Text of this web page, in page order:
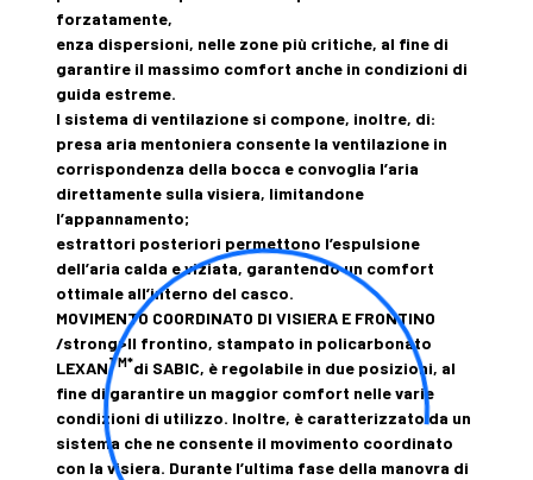
forzatamente,
enza dispersioni, nelle zone più critiche, al fine di
garantire il massimo comfort anche in condizioni di
guida estreme.
l sistema di ventilazione si compone, inoltre, di:
presa aria mentoniera consente la ventilazione in
corrispondenza della bocca e convoglia l’aria
direttamente sulla visiera, limitandone
l’appannamento;
estrattori posteriori permettono l’espulsione
dell’aria calda e viziata, garantendo un comfort
ottimale all’interno del casco.
MOVIMENTO COORDINATO DI VISIERA E FRONTINO
/strong>Il frontino, stampato in policarbonato
LEXANTM*di SABIC, è regolabile in due posizioni, al
fine di garantire un maggior comfort nelle varie
condizioni di utilizzo. Inoltre, è caratterizzato da un
sistema che ne consente il movimento coordinato
con la visiera. Durante l’ultima fase della manovra di